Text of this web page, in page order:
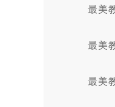
最美
最美
最美